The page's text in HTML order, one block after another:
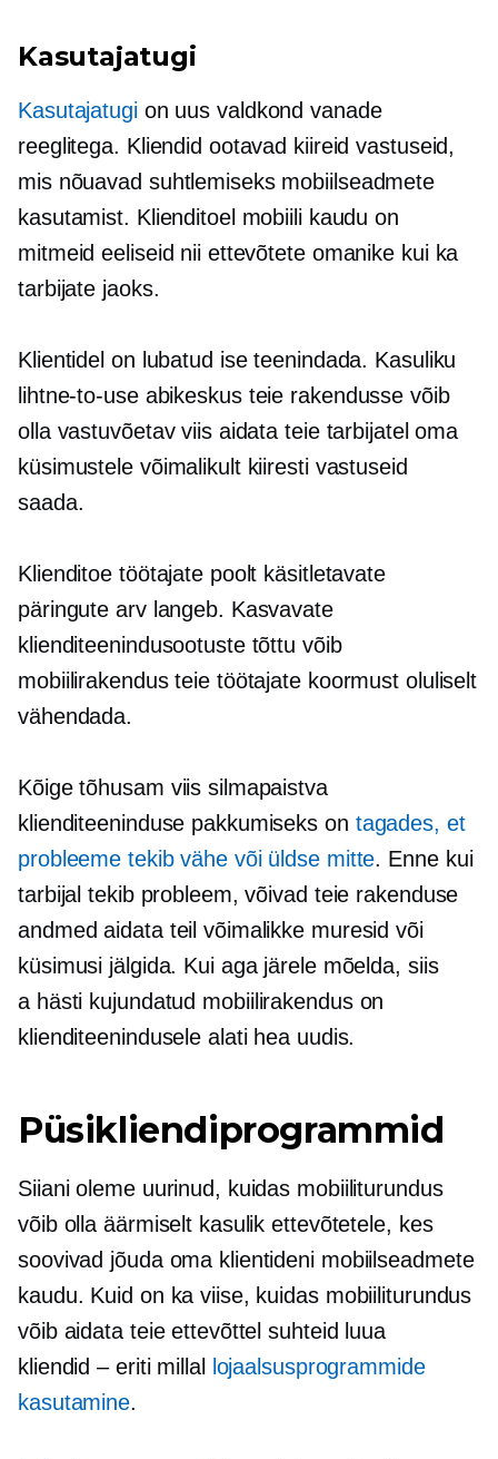
Kasutajatugi
Kasutajatugion uus valdkond vanade
reeglitega. Kliendid ootavad kiireid vastuseid,
mis nõuavad suhtlemiseks mobiilseadmete
kasutamist. Klienditoel mobiili kaudu on
mitmeid eeliseid nii ettevõtete omanike kui ka
tarbijate jaoks.
Klientidel on lubatud ise teenindada. Kasuliku
lihtne-to-useabikeskus teie rakendusse võib
olla vastuvõetav viis aidata teie tarbijatel oma
küsimustele võimalikult kiiresti vastuseid
saada.
Klienditoe töötajate poolt käsitletavate
päringute arv langeb. Kasvavate
klienditeenindusootuste tõttu võib
mobiilirakendus teie töötajate koormust oluliselt
vähendada.
Kõige tõhusam viis silmapaistva
klienditeeninduse pakkumiseks on tagades, et
probleeme tekib vähe või üldse mitte. Enne kui
tarbijal tekib probleem, võivad teie rakenduse
andmed aidata teil võimalikke muresid või
küsimusi jälgida. Kui aga järele mõelda, siis
a hästi kujundatud mobiilirakendus on
klienditeenindusele alati hea uudis.
Püsikliendiprogrammid
Siiani oleme uurinud, kuidas mobiiliturundus
võib olla äärmiselt kasulik ettevõtetele, kes
soovivad jõuda oma klientideni mobiilseadmete
kaudu. Kuid on ka viise, kuidas mobiiliturundus
võib aidata teie ettevõttel suhteid luua
kliendid – eritimillal lojaalsusprogrammide
kasutamine.